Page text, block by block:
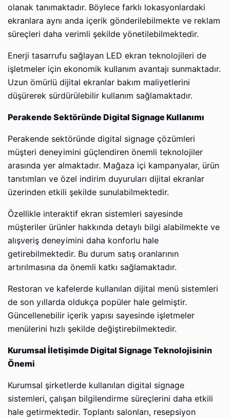
olanak tanımaktadır. Böylece farklı lokasyonlardaki
ekranlara aynı anda içerik gönderilebilmekte ve reklam
süreçleri daha verimli şekilde yönetilebilmektedir.
Enerji tasarrufu sağlayan LED ekran teknolojileri de
işletmeler için ekonomik kullanım avantajı sunmaktadır.
Uzun ömürlü dijital ekranlar bakım maliyetlerini
düşürerek sürdürülebilir kullanım sağlamaktadır.
Perakende Sektöründe Digital Signage Kullanımı
Perakende sektöründe digital signage çözümleri
müşteri deneyimini güçlendiren önemli teknolojiler
arasında yer almaktadır. Mağaza içi kampanyalar, ürün
tanıtımları ve özel indirim duyuruları dijital ekranlar
üzerinden etkili şekilde sunulabilmektedir.
Özellikle interaktif ekran sistemleri sayesinde
müşteriler ürünler hakkında detaylı bilgi alabilmekte ve
alışveriş deneyimini daha konforlu hale
getirebilmektedir. Bu durum satış oranlarının
artırılmasına da önemli katkı sağlamaktadır.
Restoran ve kafelerde kullanılan dijital menü sistemleri
de son yıllarda oldukça popüler hale gelmiştir.
Güncellenebilir içerik yapısı sayesinde işletmeler
menülerini hızlı şekilde değiştirebilmektedir.
Kurumsal İletişimde Digital Signage Teknolojisinin
Önemi
Kurumsal şirketlerde kullanılan digital signage
sistemleri, çalışan bilgilendirme süreçlerini daha etkili
hale getirmektedir. Toplantı salonları, resepsiyon